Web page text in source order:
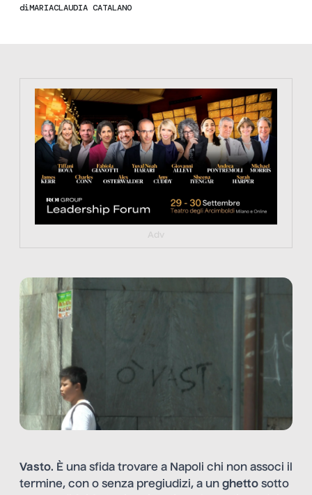
diMARIACLAUDIA CATALANO
https://tinyurl.com/363fvfm9
Adv
Vasto. È una sfida trovare a Napoli chi non associ il
termine, con o senza pregiudizi, a un ghetto sotto